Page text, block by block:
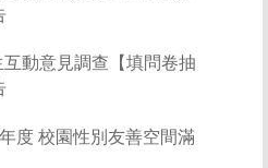
動意見調查【填問卷抽
年度 校園性別友善空間滿